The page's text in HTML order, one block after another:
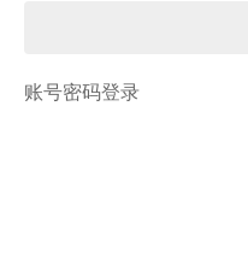
账号密码登录